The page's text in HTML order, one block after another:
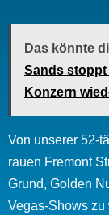
Das könnte
Sands stoppt
Konzern
Von unserer 52-
rauen Fremont
Grund, Golden
Vegas-Shows